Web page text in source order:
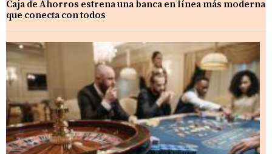
Caja de Ahorros estrena una banca en línea más moderna
que conecta con todos